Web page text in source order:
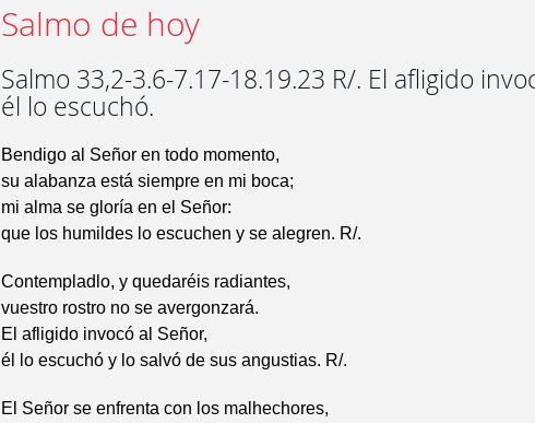
Salmo de hoy
Salmo 33,2-3.6-7.17-18.19.23 R/. El afligido
él lo escuchó.
Bendigo al Señor en todo momento,
su alabanza está siempre en mi boca;
mi alma se gloría en el Señor:
que los humildes lo escuchen y se alegren. R/.
Contempladlo, y quedaréis radiantes,
vuestro rostro no se avergonzará.
El afligido invocó al Señor,
él lo escuchó y lo salvó de sus angustias. R/.
El Señor se enfrenta con los malhechores,